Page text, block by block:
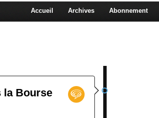
Accueil Archives Abonnement
la Bourse